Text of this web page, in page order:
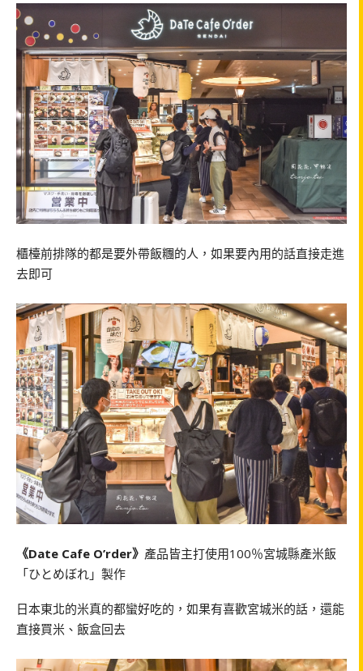
櫃檯前排隊的都是要外帶飯糰的人，如果要內用的話直接走進
去即可
《Date Cafe O’rder》 產品皆主打使用100％宮城縣產米飯
「ひとめぼれ」製作
日本東北的米真的都蠻好吃的，如果有喜歡宮城米的話，還能
直接買米、飯盒回去